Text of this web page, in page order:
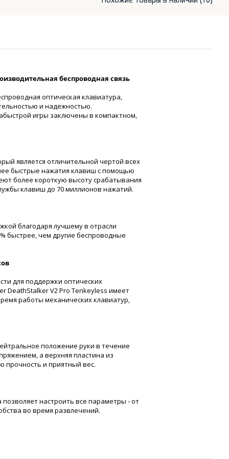
беспроводная связь
оптическая клавиатура,
и надежностью.
игры заключены в компактном,
является отличительной чертой всех
быстрые нажатия клавиш с помощью
более короткую высоту срабатывания
клавиш до 70 миллионов нажатий.
благодаря лучшему в отрасли
быстрее, чем другие беспроводные
для поддержки оптических
DeathStalker V2 Pro Tenkeyless имеет
работы механических клавиатур,
положение руки в течение
а верхняя пластина из
прочность и приятный вес.
настроить все параметры - от
во время развлечений.